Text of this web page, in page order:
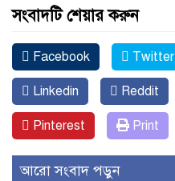
সংবাদটি শেয়ার করুন
Facebook Twitter
Linkedin Reddit
Pinterest Print
আরো সংবাদ পড়ুন